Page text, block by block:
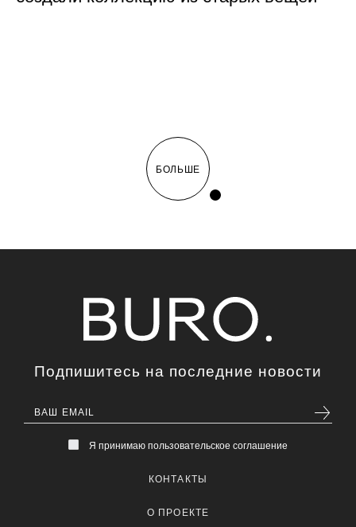
БОЛЬШЕ
Подпишитесь на последние новости
Я принимаю пользовательское соглашение
КОНТАКТЫ
О ПРОЕКТЕ